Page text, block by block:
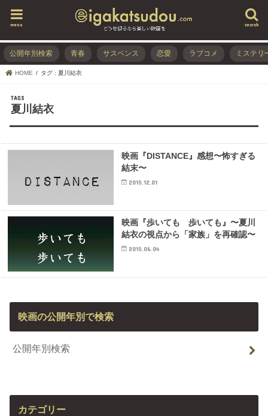
search
menu
公開年別検索 青春 サスペンス 恋愛 ラブコメ ミステリ
HOME タグ : 夏川結衣
夏川結衣
映画『DISTANCE』感想〜怖すぎる
結末〜
2015.12.01
映画『歩いても 歩いても』〜夏川
結衣の視点から「家族」を再確認〜
2015.06.04
映画の公開年別で検索
公開年別検索
カテゴリー